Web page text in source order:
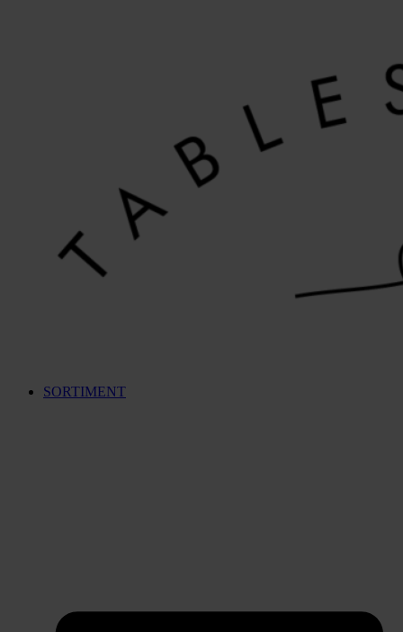
SORTIMENT